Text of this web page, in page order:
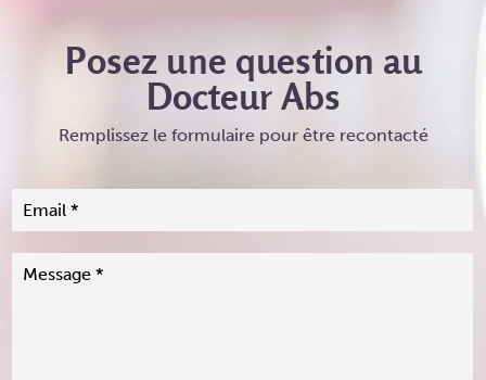
Posez une question au
Docteur Abs
Remplissez le formulaire pour être recontacté